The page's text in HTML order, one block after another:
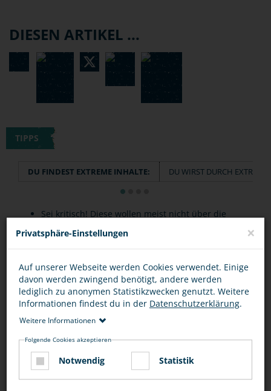
DIESEN ARTIKEL ...
TIPPS
DU FINDEST EXTREME INHALTE: DU WIRST DURCH
Sei kritisch! Diese wollen meist nicht über die
"Wahrheit" informieren, sondern diese
Wenn es dich nicht besonders interessiert:
verlasse die Seite und beschäftige dich besser
mit anderen Inhalten.
Sprich mit Eltern, Lehrern oder anderen
Vertrauenspersonen über die Seiten.
Privatsphäre-Einstellungen ×
Auf unserer Webseite werden Cookies verwendet. Einige
davon werden zwingend benötigt, andere werden
lediglich zu anonymen Statistikzwecken genutzt. Weitere
Informationen findest du in der Datenschutzerklärung.
Weitere Informationen
Folgende Cookies akzeptieren
Notwendig Statistik